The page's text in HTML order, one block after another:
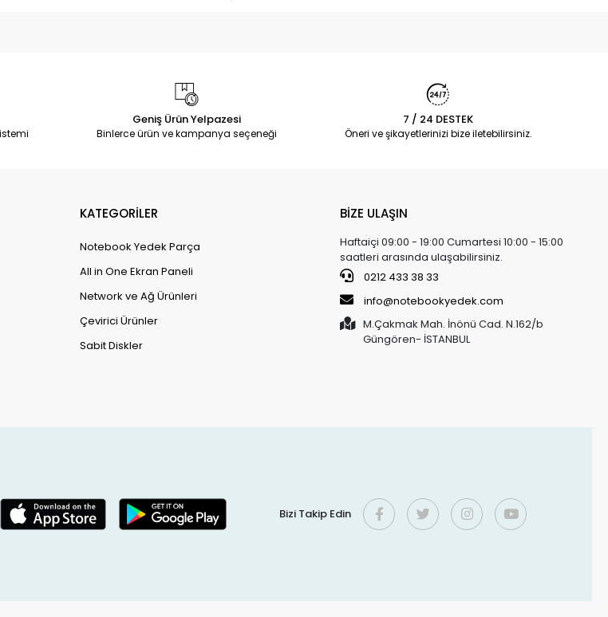
Geniş Ürün Yelpazesi
Binlerce ürün ve kampanya seçeneği
7 / 24 DESTEK
Öneri ve şikayetlerinizi bize iletebilirsiniz.
KATEGORİLER
Notebook Yedek Parça
All in One Ekran Paneli
Network ve Ağ Ürünleri
Çevirici Ürünler
Sabit Diskler
BİZE ULAŞIN
Haftaiçi 09:00 - 19:00 Cumartesi 10:00 - 15:00
saatleri arasında ulaşabilirsiniz.
0212 433 38 33
info@notebookyedek.com
M.Çakmak Mah. İnönü Cad. N.162/b
Güngören- İSTANBUL
Bizi Takip Edin